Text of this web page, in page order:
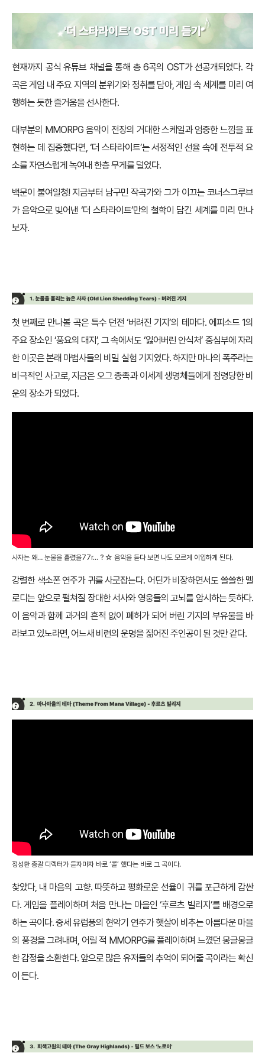
현재까지 공식 유튜브 채널을 통해 총 6곡의 OST가 선공개되었다. 각
곡은 게임 내 주요 지역의 분위기와 정취를 담아, 게임 속 세계를 미리 여
행하는 듯한 즐거움을 선사한다.
대부분의 MMORPG 음악이 전장의 거대한 스케일과 엄중한 느낌을 표
현하는 데 집중했다면, ‘더 스타라이트’는 서정적인 선율 속에 전투적 요
소를 자연스럽게 녹여내 한층 무게를 덜었다.
백문이 불여일청! 지금부터 남구민 작곡가와 그가 이끄는 코너스그루브
가 음악으로 빚어낸 ‘더 스타라이트’만의 철학이 담긴 세계를 미리 만나
보자.
첫 번째로 만나볼 곡은 특수 던전 ‘버려진 기지’의 테마다. 에피소드 1의
주요 장소인 ‘풍요의 대지’, 그 속에서도 ‘잃어버린 안식처’ 중심부에 자리
한 이곳은 본래 마법사들의 비밀 실험 기지였다. 하지만 마나의 폭주라는
비극적인 사고로, 지금은 오그 종족과 이세계 생명체들에게 점령당한 비
운의 장소가 되었다.
사자는 왜… 눈물을 흘렸을77r… ? ☆ 음악을 듣다 보면 나도 모르게 이입하게 된다.
강렬한 색소폰 연주가 귀를 사로잡는다. 어딘가 비장하면서도 쓸쓸한 멜
로디는 앞으로 펼쳐질 장대한 서사와 영웅들의 고뇌를 암시하는 듯하다.
이 음악과 함께 과거의 흔적 없이 폐허가 되어 버린 기지의 부유물을 바
라보고 있노라면, 어느새 비련의 운명을 짊어진 주인공이 된 것만 같다.
정성환 총괄 디렉터가 듣자마자 바로 ‘콜’ 했다는 바로 그 곡이다.
찾았다, 내 마음의 고향. 따뜻하고 평화로운 선율이 귀를 포근하게 감싼
다. 게임을 플레이하며 처음 만나는 마을인 ‘후르츠 빌리지’를 배경으로
하는 곡이다. 중세 유럽풍의 현악기 연주가 햇살이 비추는 아름다운 마을
의 풍경을 그려내며, 어릴 적 MMORPG를 플레이하며 느꼈던 몽글몽글
한 감정을 소환한다. 앞으로 많은 유저들의 추억이 되어줄 곡이라는 확신
이 든다.